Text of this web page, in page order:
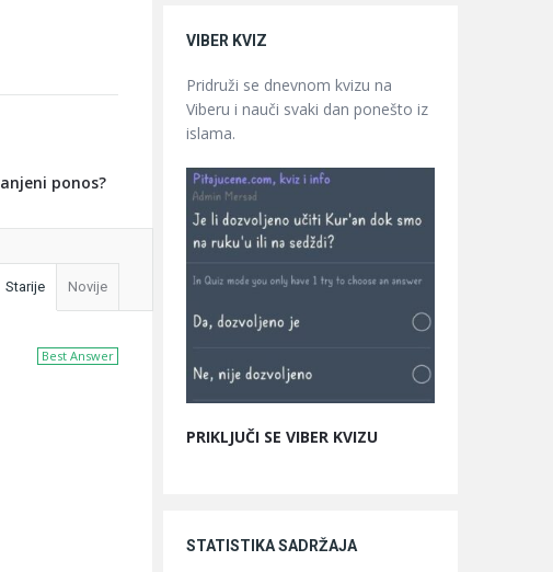
ponos?
Starije Novije
Best Answer
VIBER KVIZ
Pridruži se dnevnom kvizu na
Viberu i nauči svaki dan ponešto iz
islama.
PRIKLJUČI SE VIBER KVIZU
STATISTIKA SADRŽAJA